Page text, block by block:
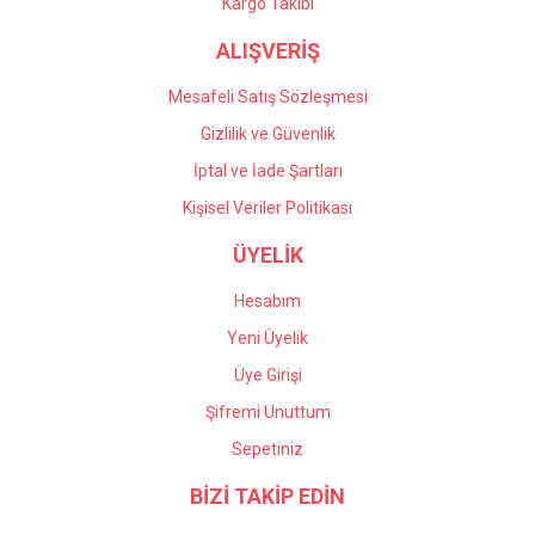
ALIŞVERİŞ
Mesafeli Satış Sözleşmesi
Gizlilik ve Güvenlik
İptal ve İade Şartları
Kişisel Veriler Politikası
ÜYELİK
Hesabım
Yeni Üyelik
Üye Girişi
Şifremi Unuttum
Sepetiniz
BİZİ TAKİP EDİN